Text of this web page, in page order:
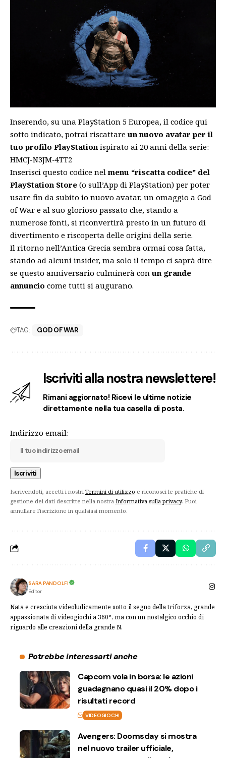
Inserendo, su una PlayStation 5 Europea, il codice qui
sotto indicato, potrai riscattare un nuovo avatar per il
tuo profilo PlayStation ispirato ai 20 anni della serie:
HMCJ-N3JM-4TT2
Inserisci questo codice nelmenu “riscatta codice” del
PlayStation Store (o sull’App di PlayStation) per poter
usare fin da subito io nuovo avatar, un omaggio a God
of War e al suo glorioso passato che, stando a
numerose fonti, si riconvertirà presto in un futuro di
divertimento e riscoperta delle origini della serie.
Il ritorno nell’Antica Grecia sembra ormai cosa fatta,
stando ad alcuni insider, ma solo il tempo ci saprà dire
se questo anniversario culminerà con un grande
annuncio come tutti si augurano.
TAG: GOD OF WAR
Iscriviti alla nostra newslettere!
Rimani aggiornato! Ricevi le ultime notizie
direttamente nella tua casella di posta.
Indirizzo email:
Iscrivendoti, accetti i nostri Termini di utilizzo e riconosci le pratiche di
gestione dei dati descritte nella nostra Informativa sulla privacy. Puoi
annullare l'iscrizione in qualsiasi momento.
SARA PANDOLFI
Editor
Nata e cresciuta videoludicamente sotto il segno della triforza, grande
appassionata di videogiochi a 360°, ma con un nostalgico occhio di
riguardo alle creazioni della grande N.
Potrebbe interessarti anche
Capcom vola in borsa: le azioni
guadagnano quasi il 20% dopo i
risultati record
VIDEOGIOCHI
Avengers: Doomsday si mostra
nel nuovo trailer ufficiale,